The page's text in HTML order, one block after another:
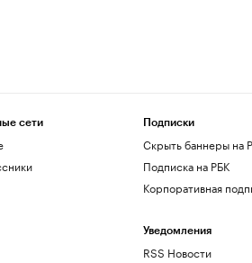
сети Подписки
Скрыть баннеры на
Подписка на РБК
Корпоративная
Уведомления
RSS Новости